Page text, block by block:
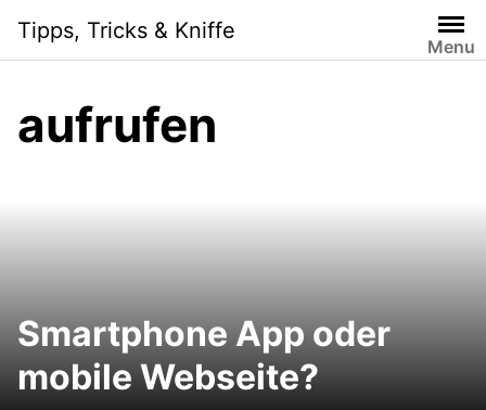
content
Tipps, Tricks & Kniffe
Menu
aufrufen
Smartphone App oder
mobile Webseite?